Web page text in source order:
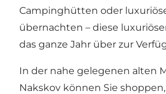
Campinghütten oder
übernachten – diese
das ganze Jahr über zur
In der nahe gelegenen alten
Nakskov können Sie